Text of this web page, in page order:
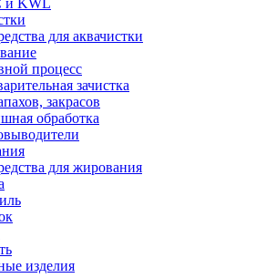
и KWL
для аквачистки
процесс
зачистка
закрасов
обработка
для жирования
изделия